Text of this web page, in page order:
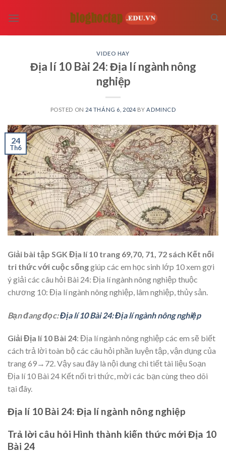
VIDEO HAY
Địa lí 10 Bài 24: Địa lí ngành nông
nghiệp
POSTED ON 24 THÁNG 6, 2024 BY ADMINCD
24
Th6
Giải bài tập SGK Địa lí 10 trang 69,70, 71, 72 sách Kết nối
tri thức với cuộc sốnggiúp các em học sinh lớp 10 xem gợi
ý giải các câu hỏi Bài 24: Địa lí ngành nông nghiệp thuộc
chương 10: Địa lí ngành nông nghiệp, lâm nghiệp, thủy sản.
Bạn đang đọc:Địa lí 10 Bài 24: Địa lí ngành nông nghiệp
Giải Địa lí 10 Bài 24: Địa lí ngành nông nghiệp các em sẽ biết
cách trả lời toàn bộ các câu hỏi phần luyện tập, vận dụng của
trang 69→72. Vậy sau đây là nội dung chi tiết tài liệu Soạn
Địa lí 10 Bài 24 Kết nối tri thức, mời các bạn cùng theo dõi
tại đây.
Địa lí 10 Bài 24: Địa lí ngành nông nghiệp
Trả lời câu hỏi Hình thành kiến thức mới Địa 10
Bài 24